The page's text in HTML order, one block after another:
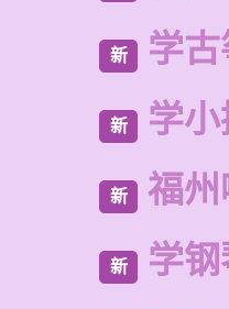
新 学
新 学
新 福
新 学